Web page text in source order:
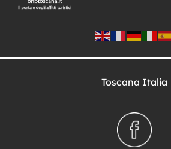
Toscana Italia